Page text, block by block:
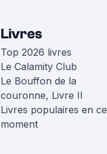
Livres
Top 2026 livres
Le Calamity Club
Le Bouffon de la
couronne, Livre II
Livres populaires en ce
moment